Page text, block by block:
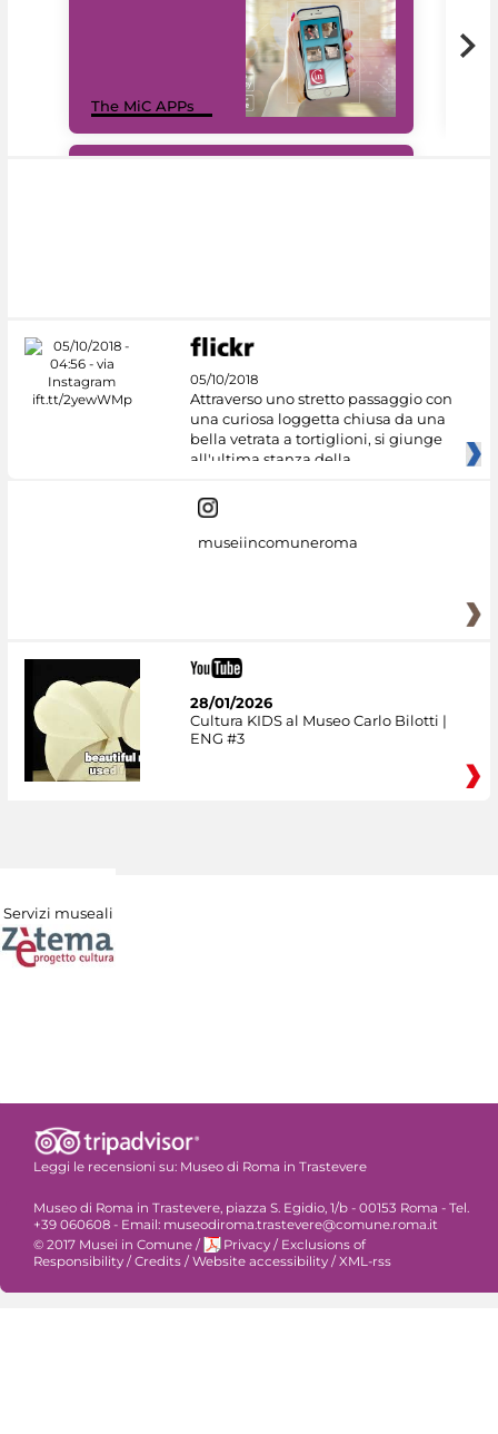
The MiC APPs
05/10/2018
Attraverso uno stretto passaggio con
una curiosa loggetta chiusa da una
bella vetrata a tortiglioni, si giunge
all'ultima stanza della
museiincomuneroma
28/01/2026
Cultura KIDS al Museo Carlo Bilotti |
ENG #3
Servizi museali
Leggi le recensioni su: Museo di Roma in Trastevere
Museo di Roma in Trastevere, piazza S. Egidio, 1/b - 00153 Roma - Tel.
+39 060608 - Email: museodiroma.trastevere@comune.roma.it
© 2017 Musei in Comune / Privacy / Exclusions of
Responsibility / Credits / Website accessibility / XML-rss